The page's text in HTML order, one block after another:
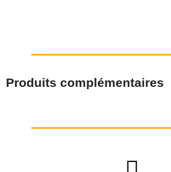
Produits complémentaires